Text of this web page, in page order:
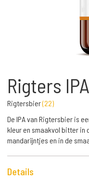
Rigters IPA
Rigtersbier(22)
De IPA van Rigtersbier is
kleur en smaakvol bitter in
mandarijntjes en in de
Details